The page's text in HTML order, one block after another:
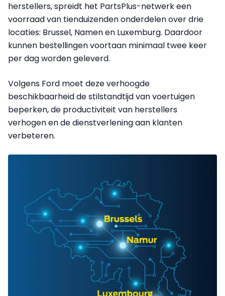
herstellers, spreidt het PartsPlus-netwerk een
voorraad van tienduizenden onderdelen over drie
locaties: Brussel, Namen en Luxemburg. Daardoor
kunnen bestellingen voortaan minimaal twee keer
per dag worden geleverd.
Volgens Ford moet deze verhoogde
beschikbaarheid de stilstandtijd van voertuigen
beperken, de productiviteit van herstellers
verhogen en de dienstverlening aan klanten
verbeteren.